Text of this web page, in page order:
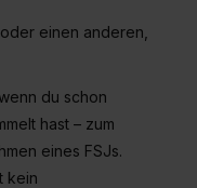
jederzeit mit
über unsere
„Datenschutz-
zu den
auf „Details
einen anderen,
du schon
hast – zum
eines FSJs.
kein